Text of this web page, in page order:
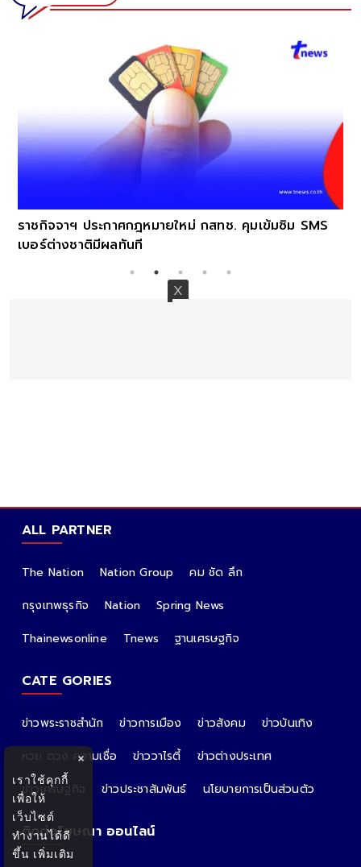
ราชกิจจาฯ ประกาศกฎหมายใหม่ กสทช. คุมเข้มซิม SMS
เบอร์ต่างชาติมีผลทันที
ALL PARTNER
The Nation Nation Group
คม ชัด ลึก
กรุงเทพธุรกิจ
Nation
Spring News
Thainewsonline
Tnews ฐานเศรษฐกิจ
CATE GORIES
ข่าวพระราชสำนัก ข่าวการเมือง ข่าวสังคม
ข่าวบันเทิง
หวย ดวง ความเชื่อ
ข่าววาไรตี้
ข่าวต่างประเทศ
ข่าวเศรษฐกิจ
ข่าวประชาสัมพันธ์ นโยบายการเป็นส่วนตัว
ติดต่อโฆษณา ออนไลน์
×
เราใช้คุกกี้
เพื่อให้
เว็บไซต์
ทำงานได้ดี
ขึ้น เพิ่มเติม